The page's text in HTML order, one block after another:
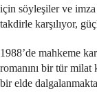
için söyleşiler ve imza
takdirle karşılıyor,
1988’de mahkeme
romanını bir tür milat
bir elde